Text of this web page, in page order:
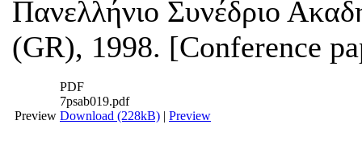
Πανελλήνιο Συνέδριο
(GR), 1998. [Conference
Preview
PDF
7psab019.pdf
Download (228kB) | Preview